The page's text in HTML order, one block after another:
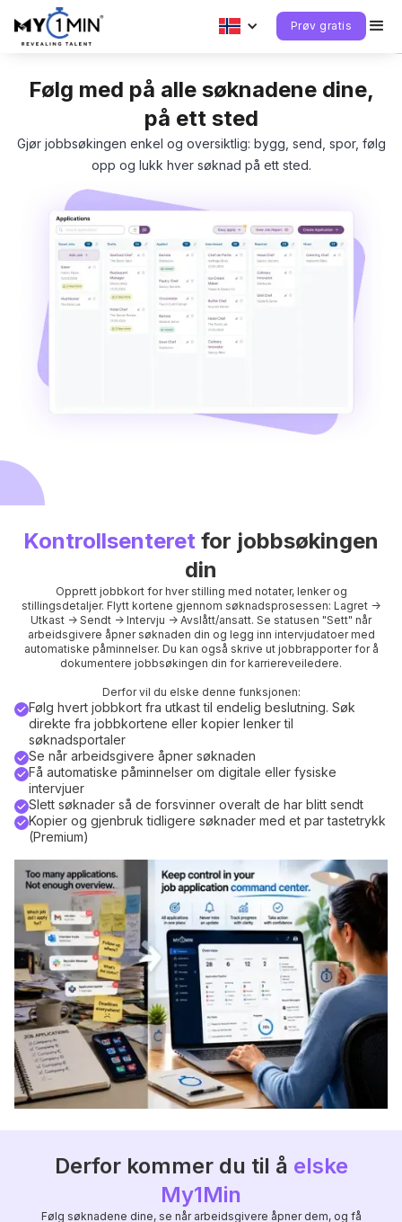
Prøv gratis
Følg med på alle søknadene dine,
på ett sted
Gjør jobbsøkingen enkel og oversiktlig: bygg, send, spor, følg
opp og lukk hver søknad på ett sted.
Kontrollsenteret for jobbsøkingen
din
Opprett jobbkort for hver stilling med notater, lenker og
stillingsdetaljer. Flytt kortene gjennom søknadsprosessen: Lagret ->
Utkast -> Sendt -> Intervju -> Avslått/ansatt. Se statusen "Sett" når
arbeidsgivere åpner søknaden din og legg inn intervjudatoer med
automatiske påminnelser. Du kan også skrive ut jobbrapporter for å
dokumentere jobbsøkingen din for karriereveiledere.
Derfor vil du elske denne funksjonen:
Følg hvert jobbkort fra utkast til endelig beslutning. Søk
direkte fra jobbkortene eller kopier lenker til
søknadsportaler
Se når arbeidsgivere åpner søknaden
Få automatiske påminnelser om digitale eller fysiske
intervjuer
Slett søknader så de forsvinner overalt de har blitt sendt
Kopier og gjenbruk tidligere søknader med et par tastetrykk
(Premium)
Derfor kommer du til å elske
My1Min
Følg søknadene dine, se når arbeidsgivere åpner dem, og få